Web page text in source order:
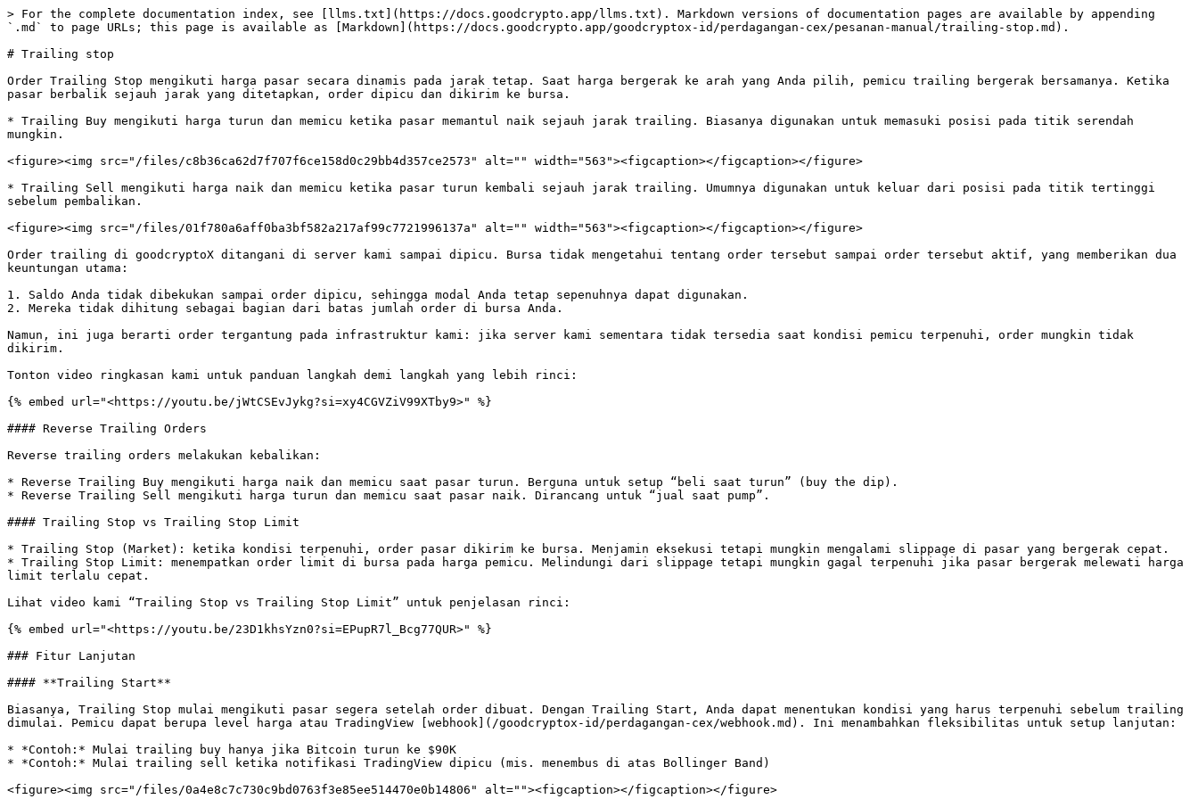
> For the complete documentation index, see [llms.txt](https://docs.goodcrypto.app/llms.txt). Markdown versions of documentation pages are available by appending
`.md` to page URLs; this page is available as [Markdown](https://docs.goodcrypto.app/goodcryptox-id/perdagangan-cex/pesanan-manual/trailing-stop.md).
# Trailing stop
Order Trailing Stop mengikuti harga pasar secara dinamis pada jarak tetap. Saat harga bergerak ke arah yang Anda pilih, pemicu trailing bergerak bersamanya. Ketika
pasar berbalik sejauh jarak yang ditetapkan, order dipicu dan dikirim ke bursa.
* Trailing Buy mengikuti harga turun dan memicu ketika pasar memantul naik sejauh jarak trailing. Biasanya digunakan untuk memasuki posisi pada titik serendah
mungkin.
<figure><img src="/files/c8b36ca62d7f707f6ce158d0c29bb4d357ce2573" alt="" width="563"><figcaption></figcaption></figure>
* Trailing Sell mengikuti harga naik dan memicu ketika pasar turun kembali sejauh jarak trailing. Umumnya digunakan untuk keluar dari posisi pada titik tertinggi
sebelum pembalikan.
<figure><img src="/files/01f780a6aff0ba3bf582a217af99c7721996137a" alt="" width="563"><figcaption></figcaption></figure>
Order trailing di goodcryptoX ditangani di server kami sampai dipicu. Bursa tidak mengetahui tentang order tersebut sampai order tersebut aktif, yang memberikan dua
keuntungan utama:
1. Saldo Anda tidak dibekukan sampai order dipicu, sehingga modal Anda tetap sepenuhnya dapat digunakan.
2. Mereka tidak dihitung sebagai bagian dari batas jumlah order di bursa Anda.
Namun, ini juga berarti order tergantung pada infrastruktur kami: jika server kami sementara tidak tersedia saat kondisi pemicu terpenuhi, order mungkin tidak
dikirim.
Tonton video ringkasan kami untuk panduan langkah demi langkah yang lebih rinci:
{% embed url="<https://youtu.be/jWtCSEvJykg?si=xy4CGVZiV99XTby9>" %}
#### Reverse Trailing Orders
Reverse trailing orders melakukan kebalikan:
* Reverse Trailing Buy mengikuti harga naik dan memicu saat pasar turun. Berguna untuk setup “beli saat turun” (buy the dip).
* Reverse Trailing Sell mengikuti harga turun dan memicu saat pasar naik. Dirancang untuk “jual saat pump”.
#### Trailing Stop vs Trailing Stop Limit
* Trailing Stop (Market): ketika kondisi terpenuhi, order pasar dikirim ke bursa. Menjamin eksekusi tetapi mungkin mengalami slippage di pasar yang bergerak cepat.
* Trailing Stop Limit: menempatkan order limit di bursa pada harga pemicu. Melindungi dari slippage tetapi mungkin gagal terpenuhi jika pasar bergerak melewati harga
limit terlalu cepat.
Lihat video kami “Trailing Stop vs Trailing Stop Limit” untuk penjelasan rinci:
{% embed url="<https://youtu.be/23D1khsYzn0?si=EPupR7l_Bcg77QUR>" %}
### Fitur Lanjutan
#### **Trailing Start**
Biasanya, Trailing Stop mulai mengikuti pasar segera setelah order dibuat. Dengan Trailing Start, Anda dapat menentukan kondisi yang harus terpenuhi sebelum trailing
dimulai. Pemicu dapat berupa level harga atau TradingView [webhook](/goodcryptox-id/perdagangan-cex/webhook.md). Ini menambahkan fleksibilitas untuk setup lanjutan:
* *Contoh:* Mulai trailing buy hanya jika Bitcoin turun ke $90K
* *Contoh:* Mulai trailing sell ketika notifikasi TradingView dipicu (mis. menembus di atas Bollinger Band)
<figure><img src="/files/0a4e8c7c730c9bd0763f3e85ee514470e0b14806" alt=""><figcaption></figcaption></figure>